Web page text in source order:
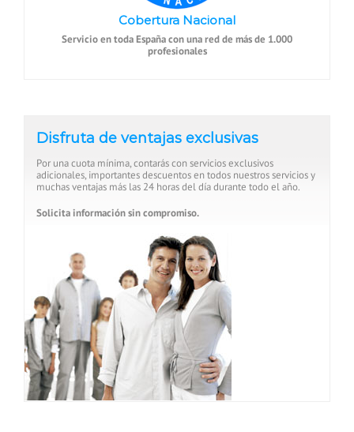
Cobertura Nacional
Servicio en toda España con una red de más de 1.000
profesionales
Disfruta de ventajas exclusivas
Por una cuota mínima, contarás con servicios exclusivos
adicionales, importantes descuentos en todos nuestros servicios y
muchas ventajas más las 24 horas del día durante todo el año.
Solicita información sin compromiso.